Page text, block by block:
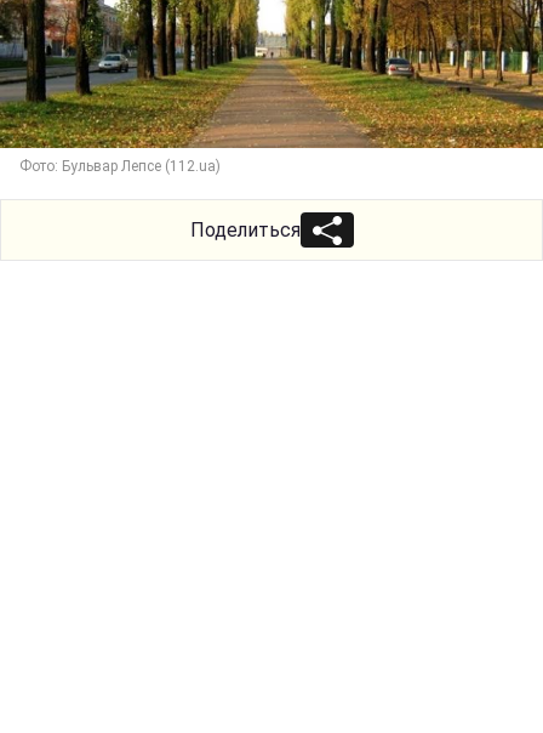
Фото: Бульвар Лепсе (112.ua)
Поделиться